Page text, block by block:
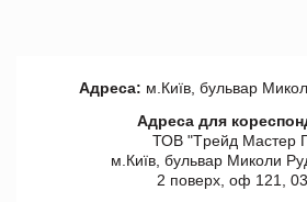
Адреса: м.Київ, бульвар
Адреса для
ТОВ "Tрейд Мастер
м.Київ, бульвар Миколи
2 поверх, оф 121,